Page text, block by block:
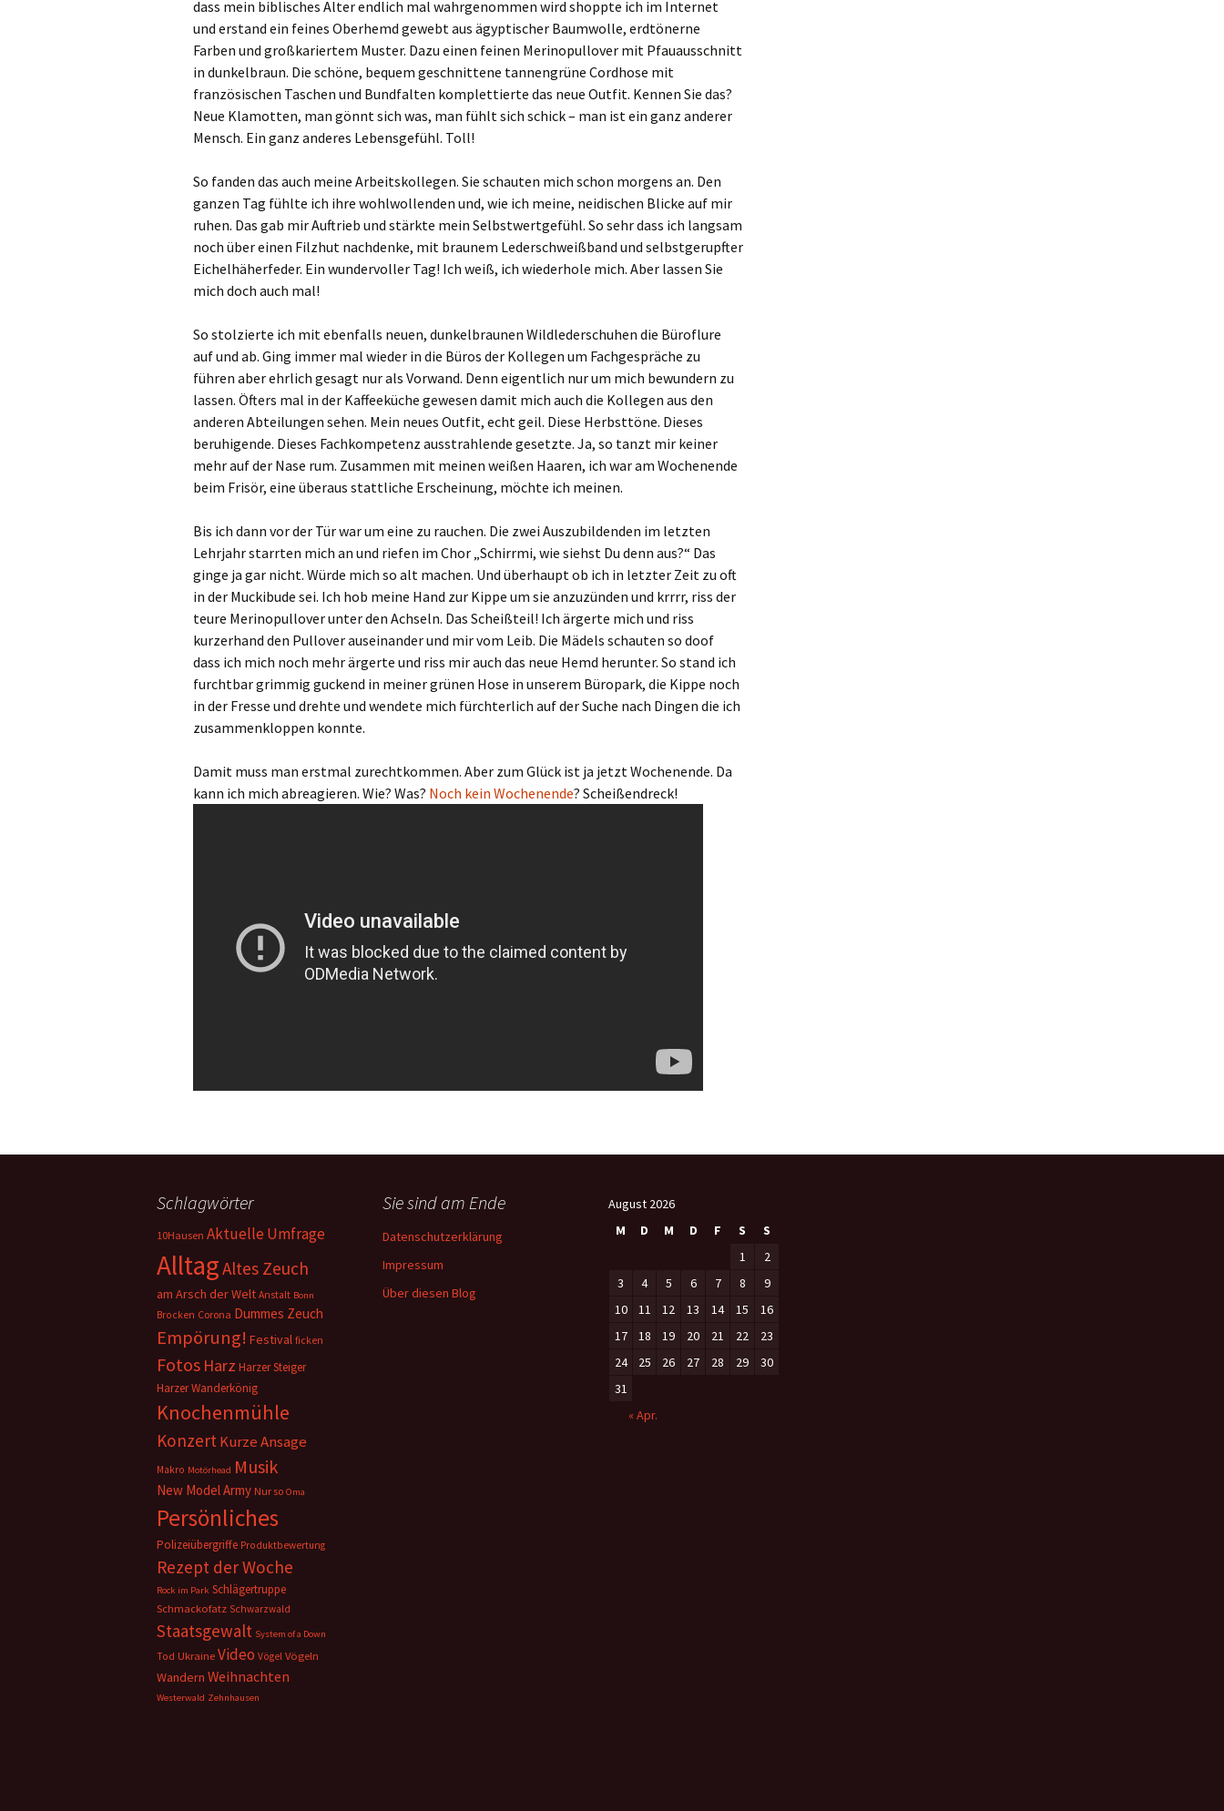
dass mein biblisches Alter endlich mal wahrgenommen wird shoppte ich im Internet
und erstand ein feines Oberhemd gewebt aus ägyptischer Baumwolle, erdtönerne
Farben und großkariertem Muster. Dazu einen feinen Merinopullover mit Pfauausschnitt
in dunkelbraun. Die schöne, bequem geschnittene tannengrüne Cordhose mit
französischen Taschen und Bundfalten komplettierte das neue Outfit. Kennen Sie das?
Neue Klamotten, man gönnt sich was, man fühlt sich schick – man ist ein ganz anderer
Mensch. Ein ganz anderes Lebensgefühl. Toll!
So fanden das auch meine Arbeitskollegen. Sie schauten mich schon morgens an. Den
ganzen Tag fühlte ich ihre wohlwollenden und, wie ich meine, neidischen Blicke auf mir
ruhen. Das gab mir Auftrieb und stärkte mein Selbstwertgefühl. So sehr dass ich langsam
noch über einen Filzhut nachdenke, mit braunem Lederschweißband und selbstgerupfter
Eichelhäherfeder. Ein wundervoller Tag! Ich weiß, ich wiederhole mich. Aber lassen Sie
mich doch auch mal!
So stolzierte ich mit ebenfalls neuen, dunkelbraunen Wildlederschuhen die Büroflure
auf und ab. Ging immer mal wieder in die Büros der Kollegen um Fachgespräche zu
führen aber ehrlich gesagt nur als Vorwand. Denn eigentlich nur um mich bewundern zu
lassen. Öfters mal in der Kaffeeküche gewesen damit mich auch die Kollegen aus den
anderen Abteilungen sehen. Mein neues Outfit, echt geil. Diese Herbsttöne. Dieses
beruhigende. Dieses Fachkompetenz ausstrahlende gesetzte. Ja, so tanzt mir keiner
mehr auf der Nase rum. Zusammen mit meinen weißen Haaren, ich war am Wochenende
beim Frisör, eine überaus stattliche Erscheinung, möchte ich meinen.
Bis ich dann vor der Tür war um eine zu rauchen. Die zwei Auszubildenden im letzten
Lehrjahr starrten mich an und riefen im Chor „Schirrmi, wie siehst Du denn aus?“ Das
ginge ja gar nicht. Würde mich so alt machen. Und überhaupt ob ich in letzter Zeit zu oft
in der Muckibude sei. Ich hob meine Hand zur Kippe um sie anzuzünden und krrrr, riss der
teure Merinopullover unter den Achseln. Das Scheißteil! Ich ärgerte mich und riss
kurzerhand den Pullover auseinander und mir vom Leib. Die Mädels schauten so doof
dass ich mich noch mehr ärgerte und riss mir auch das neue Hemd herunter. So stand ich
furchtbar grimmig guckend in meiner grünen Hose in unserem Büropark, die Kippe noch
in der Fresse und drehte und wendete mich fürchterlich auf der Suche nach Dingen die ich
zusammenkloppen konnte.
Damit muss man erstmal zurechtkommen. Aber zum Glück ist ja jetzt Wochenende. Da
kann ich mich abreagieren. Wie? Was? Noch kein Wochenende? Scheißendreck!
Schlagwörter
10Hausen Aktuelle Umfrage
AlltagAltes Zeuch
am Arsch der Welt Anstalt Bonn
Brocken Corona Dummes Zeuch
Empörung! Festival ficken
Fotos Harz Harzer Steiger
Harzer Wanderkönig
Knochenmühle
KonzertKurze Ansage
Makro Motörhead Musik
New Model Army Nur so Oma
Persönliches
Polizeiübergriffe Produktbewertung
Rezept der Woche
Rock im Park Schlägertruppe
Schmackofatz Schwarzwald
Staatsgewalt System of a Down
Tod Ukraine Video Vögel Vögeln
Wandern Weihnachten
Westerwald Zehnhausen
Sie sind am Ende
Datenschutzerklärung
Impressum
Über diesen Blog
August 2026
M
D M D F S
S
1
2
3
4 5 6 7 8
9
10
11 12 13 14 15
16
17
18 19 20 21 22
23
24
25 26 27 28 29
30
31
« Apr.